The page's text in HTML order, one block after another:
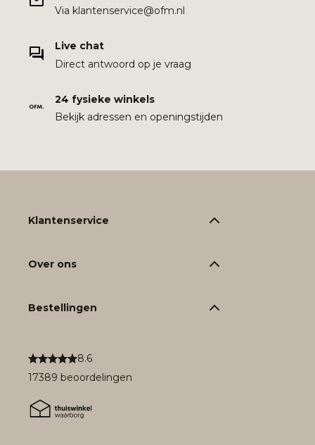
Via klantenservice@ofm.nl
Live chat
Direct antwoord op je vraag
24 fysieke winkels
Bekijk adressen en openingstijden
8.6
17389 beoordelingen
Klantenservice
Over ons
Bestellingen